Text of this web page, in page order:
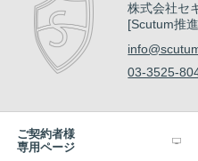
株式会社セ
[Scutum推
03-3525-
ご契約者様
専用ページ